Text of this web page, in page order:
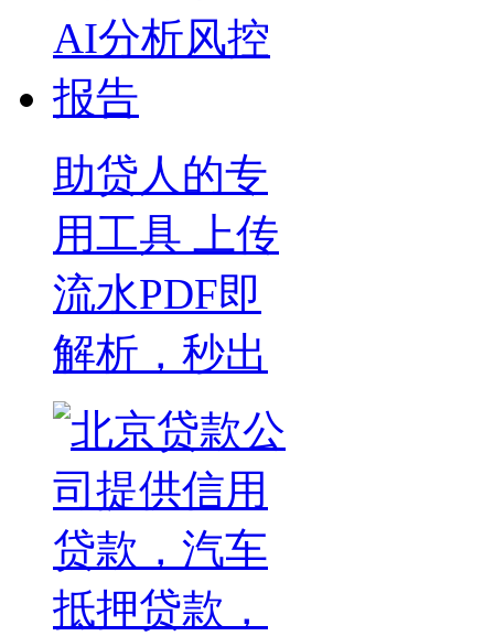
助贷人的专
用工具 上传
流水PDF即
解析，秒出